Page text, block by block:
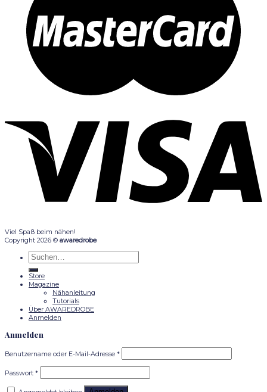
Viel Spaß beim nähen!
Copyright 2026 © awaredrobe
Suche
nach:
Store
Magazine
Nähanleitung
Tutorials
Über AWAREDROBE
Anmelden
Anmelden
Benutzername oder E-Mail-Adresse *
Passwort *